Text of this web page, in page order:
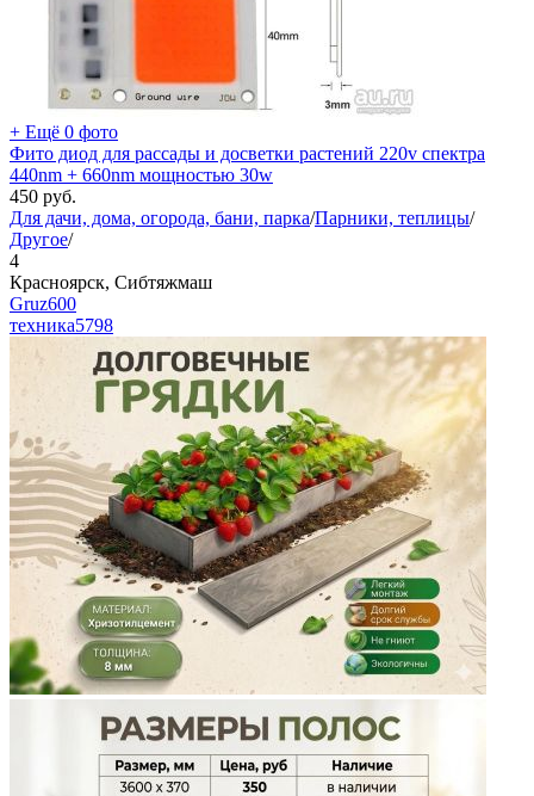
+ Ещё 0 фото
Фито диод для рассады и досветки растений 220v спектра
440nm + 660nm мощностью 30w
450 руб.
Для дачи, дома, огорода, бани, парка/Парники, теплицы/
Другое/
4
Красноярск, Сибтяжмаш
Gruz600
техника5798